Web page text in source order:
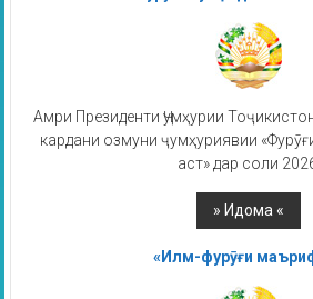
Амри Президенти Ҷумҳурии
кардани озмуни ҷумҳуриявии
аст» дар соли
«Илм-фурӯғи